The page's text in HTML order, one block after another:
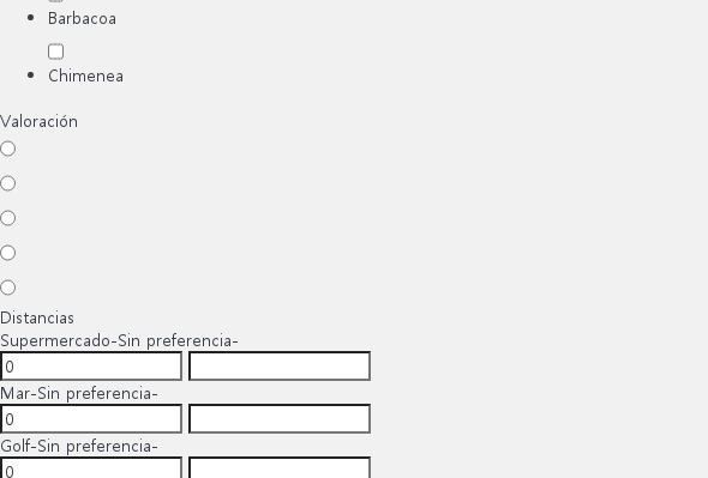
Barbacoa
Chimenea
Valoración
Distancias
Supermercado-Sin preferencia-
Mar-Sin preferencia-
Golf-Sin preferencia-